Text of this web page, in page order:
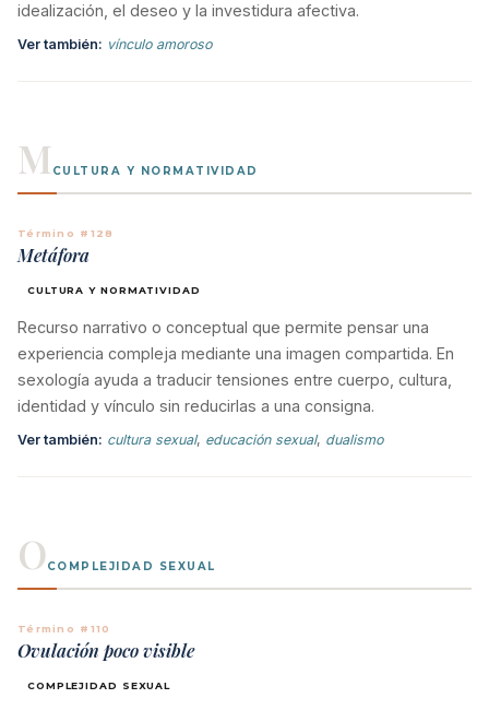
idealización, el deseo y la investidura afectiva.
Ver también: vínculo amoroso
M CULTURA Y NORMATIVIDAD
Término #128
Metáfora
CULTURA Y NORMATIVIDAD
Recurso narrativo o conceptual que permite pensar una
experiencia compleja mediante una imagen compartida. En
sexología ayuda a traducir tensiones entre cuerpo, cultura,
identidad y vínculo sin reducirlas a una consigna.
Ver también: cultura sexual, educación sexual, dualismo
OCOMPLEJIDAD SEXUAL
Término #110
Ovulación poco visible
COMPLEJIDAD SEXUAL